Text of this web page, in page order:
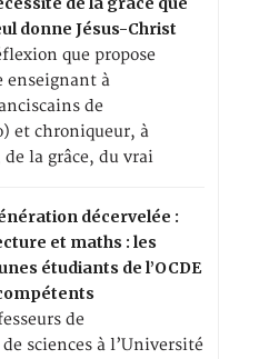
donne Jésus-Christ
que propose
enseignant à
de
et chroniqueur, à
la grâce, du vrai
décervelée :
et maths : les
étudiants de l’OCDE
de
sciences à l’Université